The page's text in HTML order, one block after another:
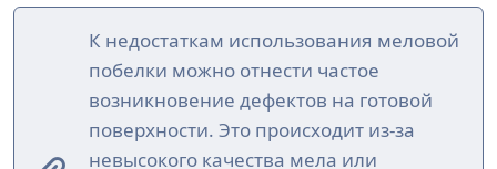
К недостаткам использования меловой
побелки можно отнести частое
возникновение дефектов на готовой
поверхности. Это происходит из-за
невысокого качества мела или